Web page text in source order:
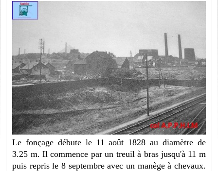
Le fonçage débute le 11 août 1828 au diamètre de
3.25 m. Il commence par un treuil à bras jusqu'à 11 m
puis repris le 8 septembre avec un manège à chevaux.